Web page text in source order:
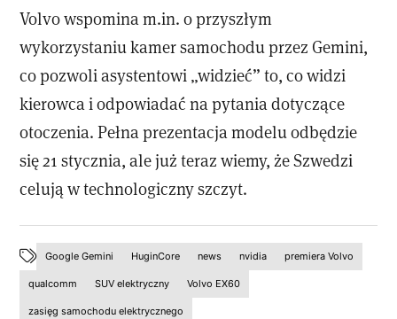
Volvo wspomina m.in. o przyszłym
wykorzystaniu kamer samochodu przez Gemini,
co pozwoli asystentowi „widzieć” to, co widzi
kierowca i odpowiadać na pytania dotyczące
otoczenia. Pełna prezentacja modelu odbędzie
się 21 stycznia, ale już teraz wiemy, że Szwedzi
celują w technologiczny szczyt.
Google Gemini HuginCore news nvidia premiera Volvo
qualcomm SUV elektryczny Volvo EX60
zasięg samochodu elektrycznego